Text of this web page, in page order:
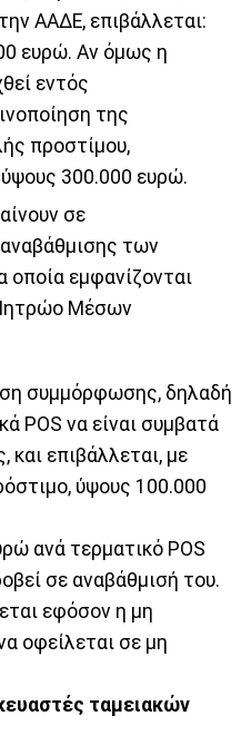
ΑΑΔΕ, επιβάλλεται:
ευρώ. Αν όμως η
εντός
της
προστίμου,
300.000 ευρώ.
σε
των
οποία εμφανίζονται
Μέσων
συμμόρφωσης, δηλαδή
POS να είναι συμβατά
και επιβάλλεται, με
ύψους 100.000
ανά τερματικό POS
σε αναβάθμισή του.
εφόσον η μη
οφείλεται σε μη
ταμειακών